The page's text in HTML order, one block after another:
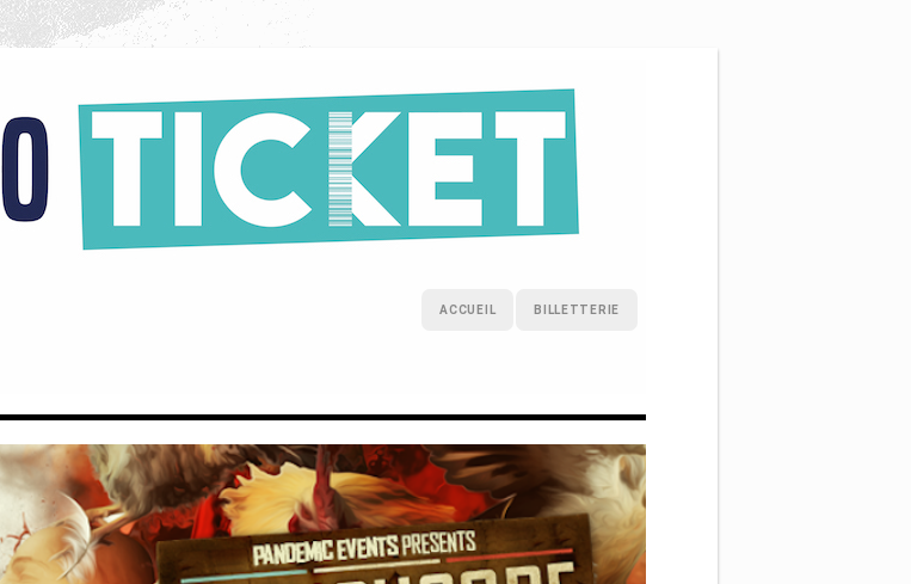
ACCUEIL BILLETTERIE